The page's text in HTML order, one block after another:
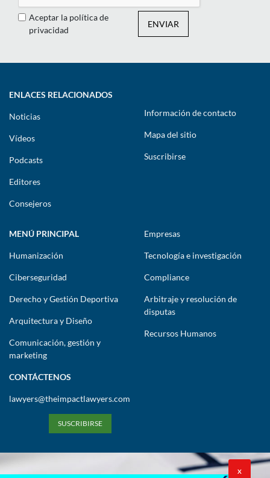
Aceptar la política de
privacidad
ENVIAR
ENLACES RELACIONADOS
Noticias
Vídeos
Podcasts
Editores
Consejeros
Información de contacto
Mapa del sitio
Suscribirse
MENÚ PRINCIPAL
Humanización
Ciberseguridad
Derecho y Gestión Deportiva
Arquitectura y Diseño
Comunicación, gestión y
marketing
Empresas
Tecnología e investigación
Compliance
Arbitraje y resolución de
disputas
Recursos Humanos
CONTÁCTENOS
lawyers@theimpactlawyers.com
SUSCRIBIRSE
X